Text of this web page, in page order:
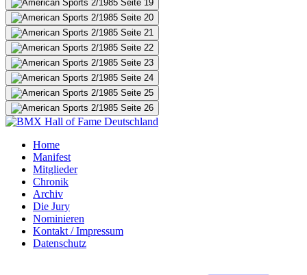
Home
Manifest
Mitglieder
Chronik
Archiv
Die Jury
Nominieren
Kontakt / Impressum
Datenschutz